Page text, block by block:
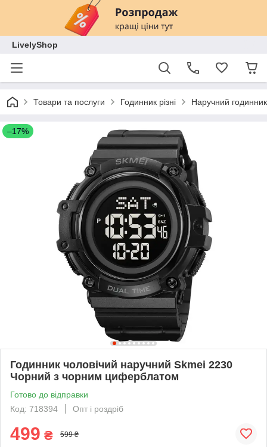
LivelyShop
Товари та послуги Годинник різні Наручний годинник
–17%
Годинник чоловічий наручний Skmei 2230
Чорний з чорним циферблатом
Готово до відправки
Код: 718394
Опт і роздріб
499 ₴ 599 ₴